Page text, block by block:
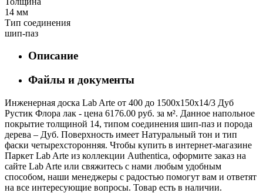
14 мм
Тип соединения
шип-паз
Описание
Файлы и документы
Инженерная доска Lab Arte от 400 до 1500х150х14/3 Дуб
Рустик Флора лак - цена 6176.00 руб. за м². Данное напольное
покрытие толщиной 14, типом соединения шип-паз и порода
дерева – Дуб. Поверхность имеет Натуральный тон и тип
фаски четырехсторонняя. Чтобы купить в интернет-магазине
Паркет Lab Arte из коллекции Authentica, оформите заказ на
сайте Lab Arte или свяжитесь с нами любым удобным
способом, наши менеджеры с радостью помогут вам и ответят
на все интересующие вопросы. Товар есть в наличии.